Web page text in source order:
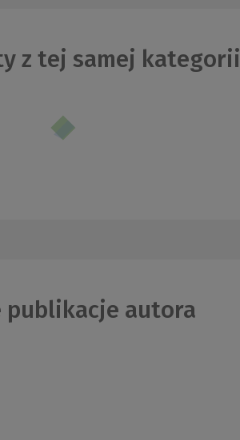
z tej samej kategorii
publikacje autora